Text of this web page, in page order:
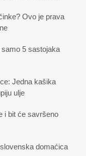
Ovo je prava
5 sastojaka
Jedna kašika
ulje
i bit će savršeno
domaćica